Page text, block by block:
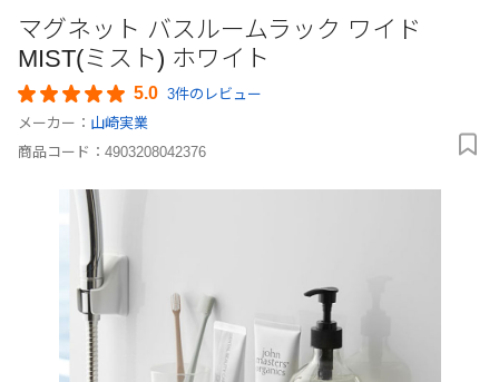
マグネット バスルームラック ワイド
MIST(ミスト) ホワイト
5.0 3件のレビュー
メーカー： 山崎実業
商品コード： 4903208042376